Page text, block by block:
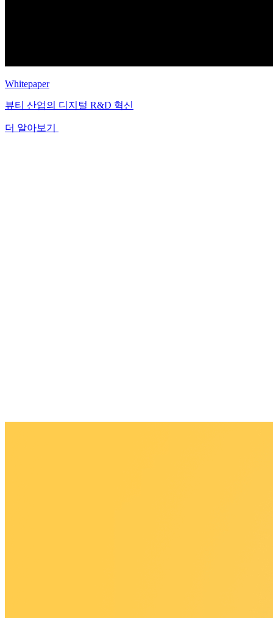
Whitepaper
뷰티 산업의 디지털 R&D 혁신
더 알아보기